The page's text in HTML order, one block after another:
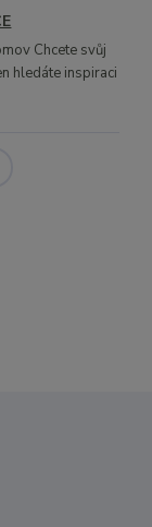
Chcete svůj
hledáte inspiraci